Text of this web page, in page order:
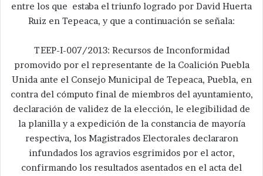
entre los que estaba el triunfo logrado por David Huerta
Ruiz en Tepeaca, y que a continuación se señala:
TEEP-I-007/2013: Recursos de Inconformidad
promovido por el representante de la Coalición Puebla
Unida ante el Consejo Municipal de Tepeaca, Puebla, en
contra del cómputo final de miembros del ayuntamiento,
declaración de validez de la elección, le elegibilidad de
la planilla y a expedición de la constancia de mayoría
respectiva, los Magistrados Electorales declararon
infundados los agravios esgrimidos por el actor,
confirmando los resultados asentados en el acta del